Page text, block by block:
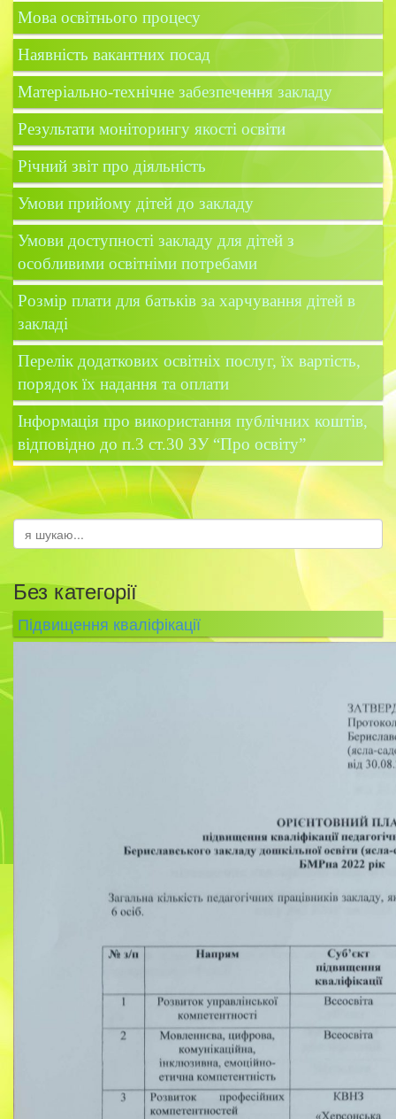
Мова освітнього процесу
Наявність вакантних посад
Матеріально-технічне забезпечення закладу
Результати моніторингу якості освіти
Річний звіт про діяльність
Умови прийому дітей до закладу
Умови доступності закладу для дітей з
особливими освітніми потребами
Розмір плати для батьків за харчування дітей в
закладі
Перелік додаткових освітніх послуг, їх вартість,
порядок їх надання та оплати
Інформація про використання публічних коштів,
відповідно до п.3 ст.30 ЗУ “Про освіту”
Без категорії
Підвищення кваліфікації